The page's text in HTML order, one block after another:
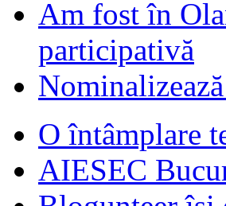
Am fost în
participativă
O întâmplare
AIESEC